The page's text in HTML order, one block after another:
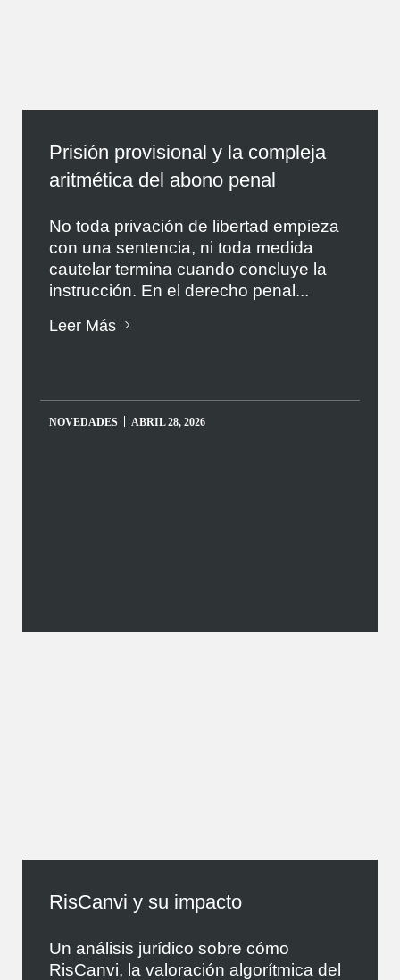
Prisión provisional y la compleja
aritmética del abono penal
No toda privación de libertad empieza
con una sentencia, ni toda medida
cautelar termina cuando concluye la
instrucción. En el derecho penal...
Leer Más
NOVEDADES ABRIL 28, 2026
RisCanvi y su impacto
Un análisis jurídico sobre cómo
RisCanvi, la valoración algorítmica del